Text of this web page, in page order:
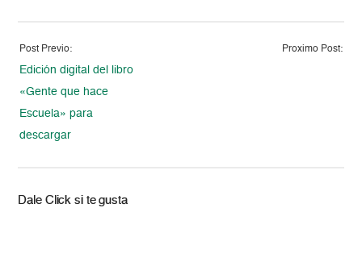
Post Previo:
Edición digital del libro
«Gente que hace
Escuela» para
descargar
Proximo Post:
Dale Click si te gusta